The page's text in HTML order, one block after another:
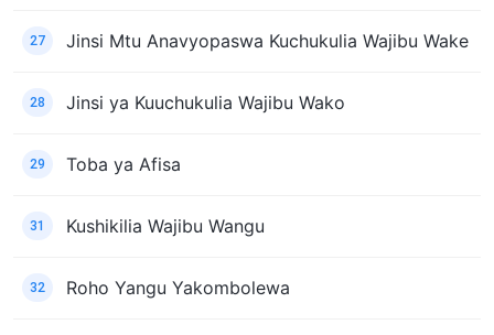
27 Jinsi Mtu Anavyopaswa Kuchukulia Wajibu Wake
28 Jinsi ya Kuuchukulia Wajibu Wako
29 Toba ya Afisa
31 Kushikilia Wajibu Wangu
32 Roho Yangu Yakombolewa